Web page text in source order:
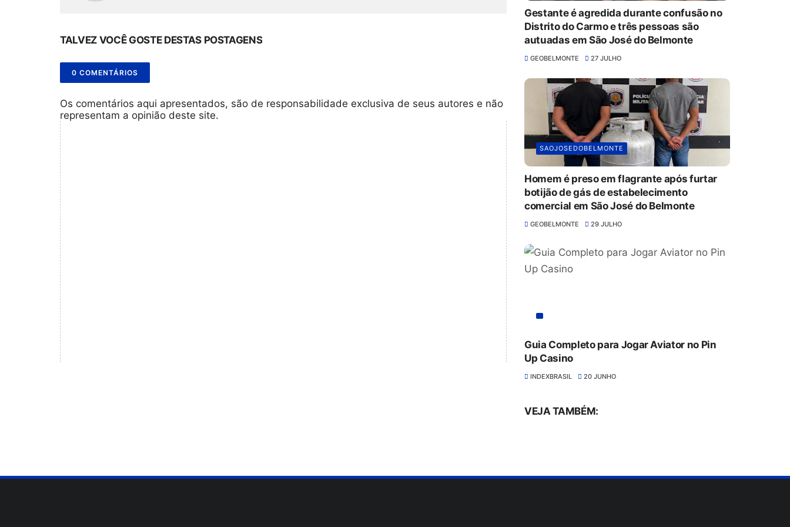
TALVEZ VOCÊ GOSTE DESTAS POSTAGENS
0 COMENTÁRIOS
Os comentários aqui apresentados, são de responsabilidade exclusiva de seus autores e não
representam a opinião deste site.
Gestante é agredida durante confusão no
Distrito do Carmo e três pessoas são
autuadas em São José do Belmonte
GEOBELMONTE 27 JULHO
SAOJOSEDOBELMONTE
Homem é preso em flagrante após furtar
botijão de gás de estabelecimento
comercial em São José do Belmonte
GEOBELMONTE 29 JULHO
Guia Completo para Jogar Aviator no Pin
Up Casino
INDEXBRASIL 20 JUNHO
VEJA TAMBÉM: